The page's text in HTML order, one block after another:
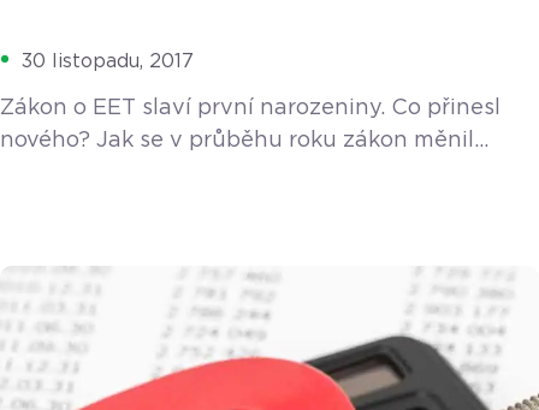
30 listopadu, 2017
Zákon o EET slaví první narozeniny. Co přinesl
nového? Jak se v průběhu roku zákon měnil
sb. o Elektronické evidenci tržeb (EET). Co
přinesl nového? Jak se v průběhu roku zákon
měnil a jaké padly nejvyšší pokuty? Pojďme si rok
s EET […]